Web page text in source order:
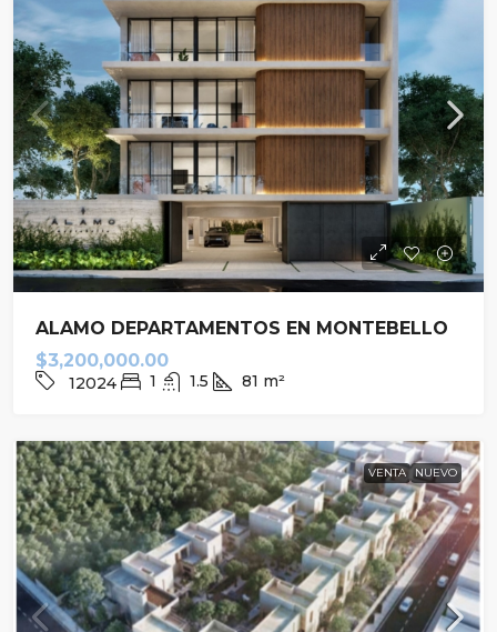
ALAMO DEPARTAMENTOS EN MONTEBELLO
$3,200,000.00
12024 1 1.5 81 m²
VENTA NUEVO